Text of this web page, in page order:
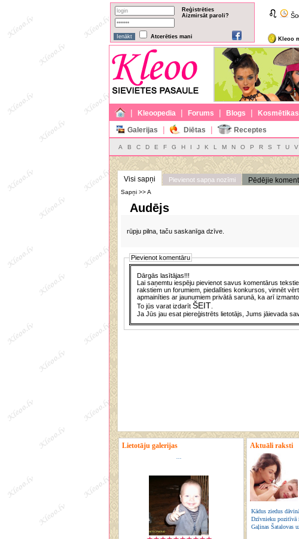
Reģistrēties
Aizmirsāt paroli?
Atcerēties mani Kleoo
| Kleoopedia | Forums | Blogs |
Galerijas
| Diētas | Receptes
A B C D E F G H I J K L M N O P R S T U V
Visi sapņi Pievienot sapņa nozīmi Pēdējie
Sapņi >> A
Audējs
rūpju pilna, taču saskanīga dzīve.
Pievienot komentāru
Dārgās lasītājas!!!
Lai saņemtu iespēju pievienot savus komentārus
rakstiem un forumiem, piedalīties konkursos, vinnēt
apmainīties ar jaunumiem privātā sarunā, ka arī
To jūs varat izdarītŠEIT
Ja Jūs jau esat piereģistrēts lietotājs, Jums jāievada
Lietotāju galerijas Aktuāli raksti
Kādus ziedus
Dzīvnieku pozitīvā
Gaļinas Šatalovas